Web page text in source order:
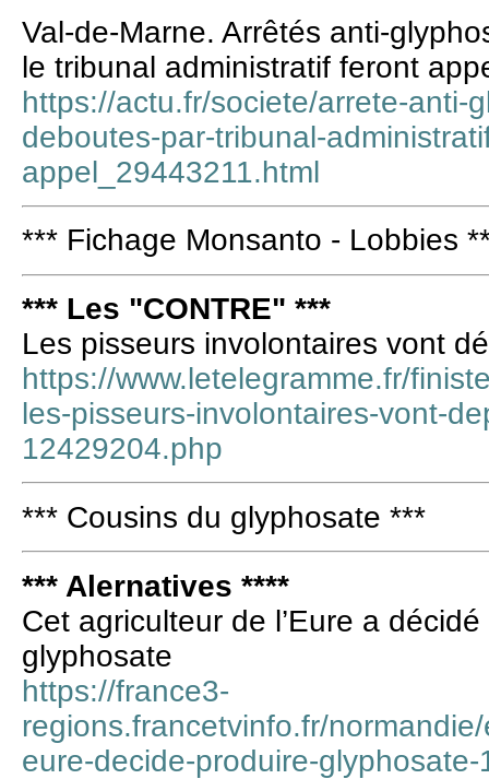
Val-de-Marne. Arrêtés anti-
le tribunal administratif feront
https://actu.fr/societe/arrete-anti-
deboutes-par-tribunal-
appel_29443211.html
*** Fichage Monsanto - Lobbies
*** Les "CONTRE" ***
Les pisseurs involontaires vont
https://www.letelegramme.fr/
les-pisseurs-involontaires-vont-
12429204.php
*** Cousins du glyphosate ***
*** Alernatives ****
Cet agriculteur de l’Eure a
glyphosate
https://france3-
regions.francetvinfo.fr/
eure-decide-produire-